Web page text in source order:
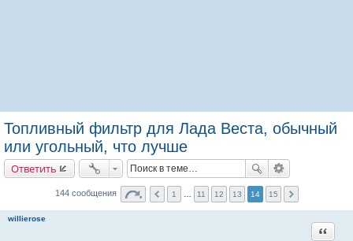
Топливный фильтр для Лада Веста, обычный
или угольный, что лучше
Ответить
144 сообщения 1 11 12 13 14 15
willierose
Цитата